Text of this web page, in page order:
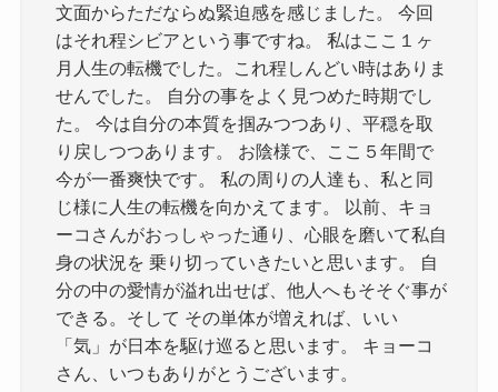
文面からただならぬ緊迫感を感じました。 今回
はそれ程シビアという事ですね。 私はここ１ヶ
月人生の転機でした。これ程しんどい時はありま
せんでした。 自分の事をよく見つめた時期でし
た。 今は自分の本質を掴みつつあり、平穏を取
り戻しつつあります。 お陰様で、ここ５年間で
今が一番爽快です。 私の周りの人達も、私と同
じ様に人生の転機を向かえてます。 以前、キョ
ーコさんがおっしゃった通り、心眼を磨いて私自
身の状況を 乗り切っていきたいと思います。 自
分の中の愛情が溢れ出せば、他人へもそそぐ事が
できる。そして その単体が増えれば、いい
「気」が日本を駆け巡ると思います。 キョーコ
さん、いつもありがとうございます。